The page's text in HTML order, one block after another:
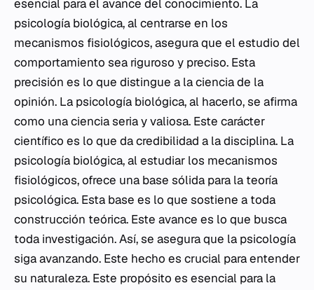
esencial para el avance del conocimiento. La
psicología biológica, al centrarse en los
mecanismos fisiológicos, asegura que el estudio del
comportamiento sea riguroso y preciso. Esta
precisión es lo que distingue a la ciencia de la
opinión. La psicología biológica, al hacerlo, se afirma
como una ciencia seria y valiosa. Este carácter
científico es lo que da credibilidad a la disciplina. La
psicología biológica, al estudiar los mecanismos
fisiológicos, ofrece una base sólida para la teoría
psicológica. Esta base es lo que sostiene a toda
construcción teórica. Este avance es lo que busca
toda investigación. Así, se asegura que la psicología
siga avanzando. Este hecho es crucial para entender
su naturaleza. Este propósito es esencial para la